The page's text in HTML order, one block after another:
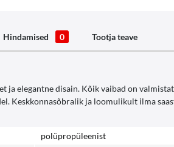
Hindamised 0 Tootja teave
ja elegantne disain. Kõik vaibad on
Keskkonnasõbralik ja loomulikult ilma
polüpropüleenist